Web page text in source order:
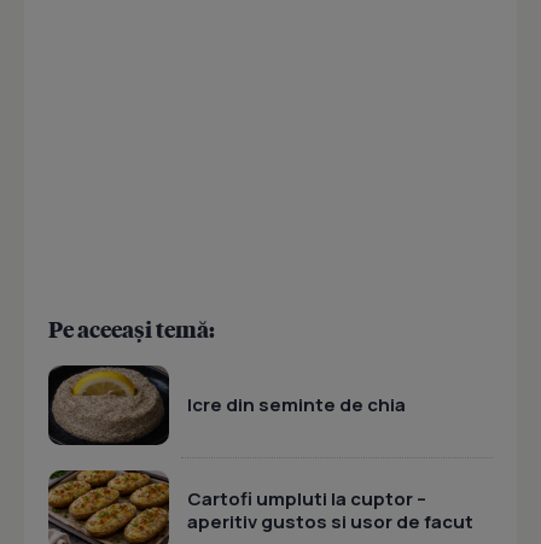
Pe aceeași temă:
Icre din seminte de chia
Cartofi umpluti la cuptor –
aperitiv gustos si usor de facut